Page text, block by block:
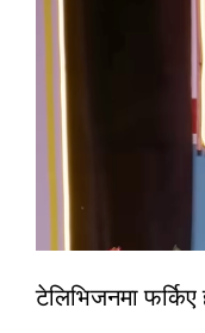
टेलिभिजनमा फर्किए